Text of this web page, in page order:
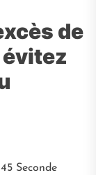
de
évitez
Seconde